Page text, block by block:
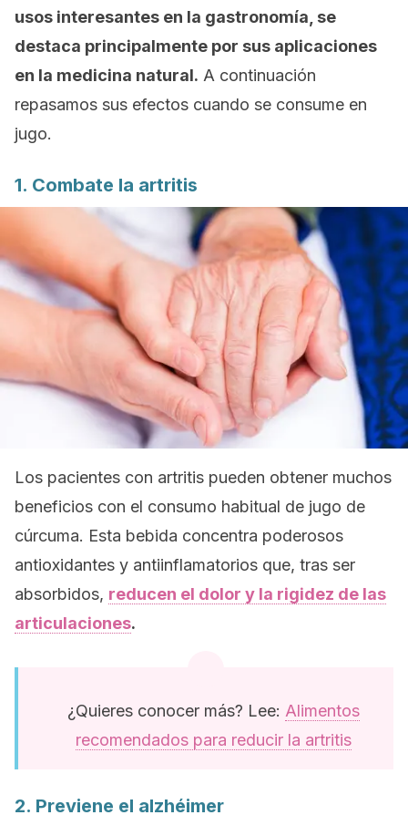
usos interesantes en la gastronomía, se
destaca principalmente por sus aplicaciones
en la medicina natural. A continuación
repasamos sus efectos cuando se consume en
jugo.
1. Combate la artritis
Los pacientes con artritis pueden obtener muchos
beneficios con el consumo habitual de jugo de
cúrcuma. Esta bebida concentra poderosos
antioxidantes y antiinflamatorios que, tras ser
absorbidos, reducen el dolor y la rigidez de las
articulaciones.
¿Quieres conocer más? Lee: Alimentos
recomendados para reducir la artritis
2. Previene el alzhéimer